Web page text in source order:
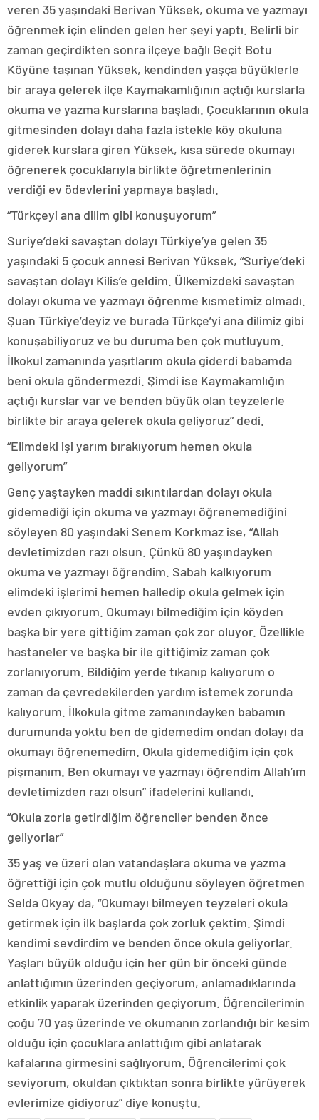
veren 35 yaşındaki Berivan Yüksek, okuma ve yazmayı
öğrenmek için elinden gelen her şeyi yaptı. Belirli bir
zaman geçirdikten sonra ilçeye bağlı Geçit Botu
Köyüne taşınan Yüksek, kendinden yaşça büyüklerle
bir araya gelerek ilçe Kaymakamlığının açtığı kurslarla
okuma ve yazma kurslarına başladı. Çocuklarının okula
gitmesinden dolayı daha fazla istekle köy okuluna
giderek kurslara giren Yüksek, kısa sürede okumayı
öğrenerek çocuklarıyla birlikte öğretmenlerinin
verdiği ev ödevlerini yapmaya başladı.
“Türkçeyi ana dilim gibi konuşuyorum”
Suriye’deki savaştan dolayı Türkiye’ye gelen 35
yaşındaki 5 çocuk annesi Berivan Yüksek, “Suriye’deki
savaştan dolayı Kilis’e geldim. Ülkemizdeki savaştan
dolayı okuma ve yazmayı öğrenme kısmetimiz olmadı.
Şuan Türkiye’deyiz ve burada Türkçe’yi ana dilimiz gibi
konuşabiliyoruz ve bu duruma ben çok mutluyum.
İlkokul zamanında yaşıtlarım okula giderdi babamda
beni okula göndermezdi. Şimdi ise Kaymakamlığın
açtığı kurslar var ve benden büyük olan teyzelerle
birlikte bir araya gelerek okula geliyoruz” dedi.
“Elimdeki işi yarım bırakıyorum hemen okula
geliyorum”
Genç yaştayken maddi sıkıntılardan dolayı okula
gidemediği için okuma ve yazmayı öğrenemediğini
söyleyen 80 yaşındaki Senem Korkmaz ise, “Allah
devletimizden razı olsun. Çünkü 80 yaşındayken
okuma ve yazmayı öğrendim. Sabah kalkıyorum
elimdeki işlerimi hemen halledip okula gelmek için
evden çıkıyorum. Okumayı bilmediğim için köyden
başka bir yere gittiğim zaman çok zor oluyor. Özellikle
hastaneler ve başka bir ile gittiğimiz zaman çok
zorlanıyorum. Bildiğim yerde tıkanıp kalıyorum o
zaman da çevredekilerden yardım istemek zorunda
kalıyorum. İlkokula gitme zamanındayken babamın
durumunda yoktu ben de gidemedim ondan dolayı da
okumayı öğrenemedim. Okula gidemediğim için çok
pişmanım. Ben okumayı ve yazmayı öğrendim Allah’ım
devletimizden razı olsun” ifadelerini kullandı.
“Okula zorla getirdiğim öğrenciler benden önce
geliyorlar”
35 yaş ve üzeri olan vatandaşlara okuma ve yazma
öğrettiği için çok mutlu olduğunu söyleyen öğretmen
Selda Okyay da, “Okumayı bilmeyen teyzeleri okula
getirmek için ilk başlarda çok zorluk çektim. Şimdi
kendimi sevdirdim ve benden önce okula geliyorlar.
Yaşları büyük olduğu için her gün bir önceki günde
anlattığımın üzerinden geçiyorum, anlamadıklarında
etkinlik yaparak üzerinden geçiyorum. Öğrencilerimin
çoğu 70 yaş üzerinde ve okumanın zorlandığı bir kesim
olduğu için çocuklara anlattığım gibi anlatarak
kafalarına girmesini sağlıyorum. Öğrencilerimi çok
seviyorum, okuldan çıktıktan sonra birlikte yürüyerek
evlerimize gidiyoruz” diye konuştu.